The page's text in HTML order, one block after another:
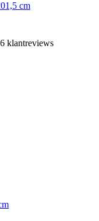
cm
klantreviews